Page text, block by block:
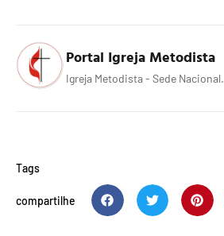
Portal Igreja Metodista
Igreja Metodista - Sede Nacional.
Tags
compartilhe